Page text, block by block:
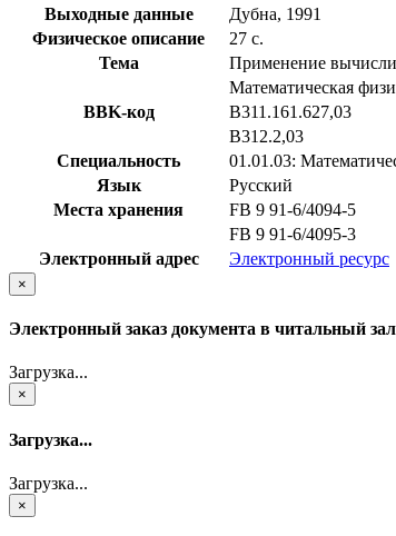
Выходные данные
Дубна, 1991
Физическое описание
27 с.
Тема
Применение
Математическая
BBK-код
В311.161.627,03
В312.2,03
Специальность
01.01.03:
Язык
Русский
Места хранения
FB 9 91-6/4094-5
FB 9 91-6/4095-3
Электронный адрес
Электронный ресурс
×
Электронный заказ документа в читальный зал
Загрузка...
×
Загрузка...
Загрузка...
×